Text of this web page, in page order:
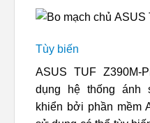
Tùy biến
ASUS TUF Z390M-
dụng hệ thống ánh
khiển bởi phần mềm